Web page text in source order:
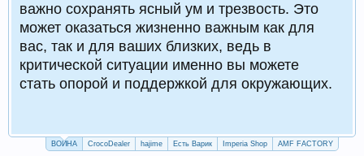
важно сохранять ясный ум и трезвость. Это
может оказаться жизненно важным как для
вас, так и для ваших близких, ведь в
критической ситуации именно вы можете
стать опорой и поддержкой для окружающих.
ВОЙНА CrocoDealer hajime Есть Варик Imperia Shop AMF FACTORY